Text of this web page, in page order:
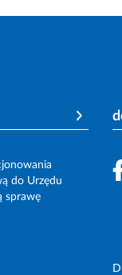
do Urzędu
sprawę